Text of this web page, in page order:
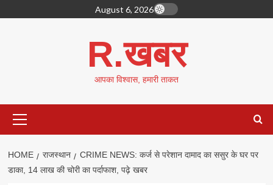
to
August 6, 2026
R.खबर
आपका विश्वास, हमारी ताकत
Menu
HOME राजस्थान
CRIME NEWS: कर्ज से परेशान दामाद का ससुर के घर पर
डाका, 14 लाख की चोरी का पर्दाफाश, पढ़े खबर